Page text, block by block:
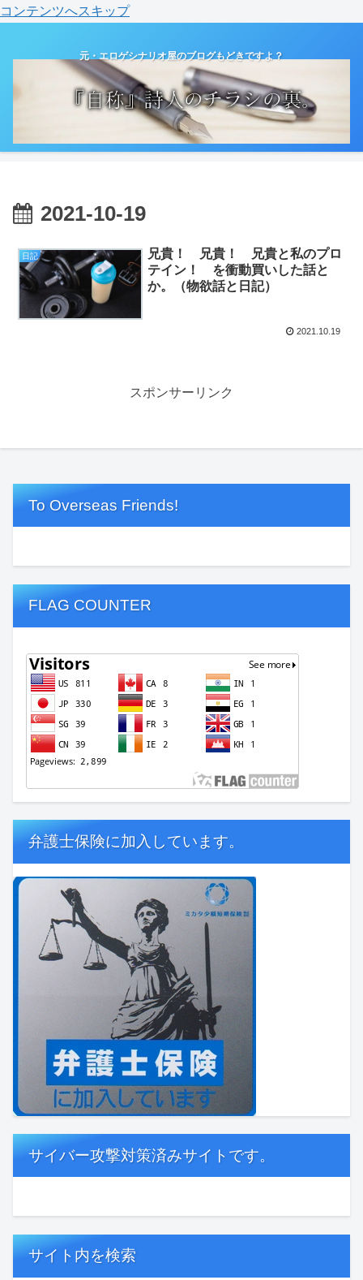
コンテンツへスキップ
元・エロゲシナリオ屋のブログもどきですよ？
2021-10-19
日記
兄貴！ 兄貴！ 兄貴と私のプロ
テイン！ を衝動買いした話と
か。（物欲話と日記）
2021.10.19
スポンサーリンク
To Overseas Friends!
FLAG COUNTER
弁護士保険に加入しています。
サイバー攻撃対策済みサイトです。
サイト内を検索